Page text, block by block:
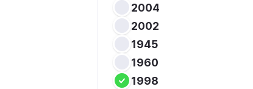
2004
2002
1945
1960
1998